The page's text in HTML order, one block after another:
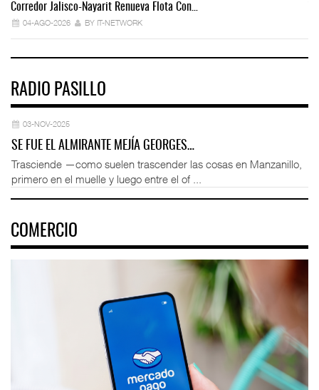
Corredor Jalisco-Nayarit Renueva Flota Con…
04-AGO-2026 BY IT-NETWORK
RADIO PASILLO
03-NOV-2025
SE FUE EL ALMIRANTE MEJÍA GEORGES…
Trasciende —como suelen trascender las cosas en Manzanillo,
primero en el muelle y luego entre el of ...
COMERCIO